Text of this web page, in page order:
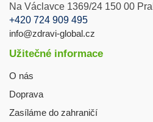
Na Václavce 1369/24 150 00
+420 724 909 495
info@zdravi-global.cz
Užitečné informace
O nás
Doprava
Zasíláme do zahraničí